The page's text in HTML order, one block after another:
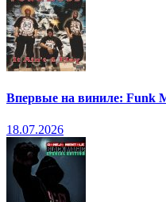
Впервые на виниле: Funk
18.07.2026